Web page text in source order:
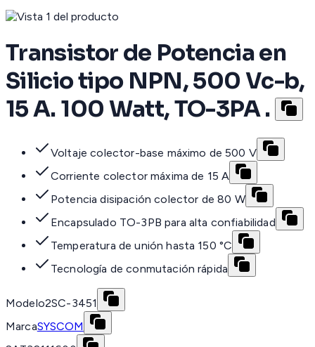
Transistor de Potencia en
Silicio tipo NPN, 500 Vc-b,
15 A. 100 Watt, TO-3PA .
Voltaje colector-base máximo de 500 V
Corriente colector máxima de 15 A
Potencia disipación colector de 80 W
Encapsulado TO-3PB para alta confiabilidad
Temperatura de unión hasta 150 °C
Tecnología de conmutación rápida
Modelo2SC-3451
MarcaSYSCOM